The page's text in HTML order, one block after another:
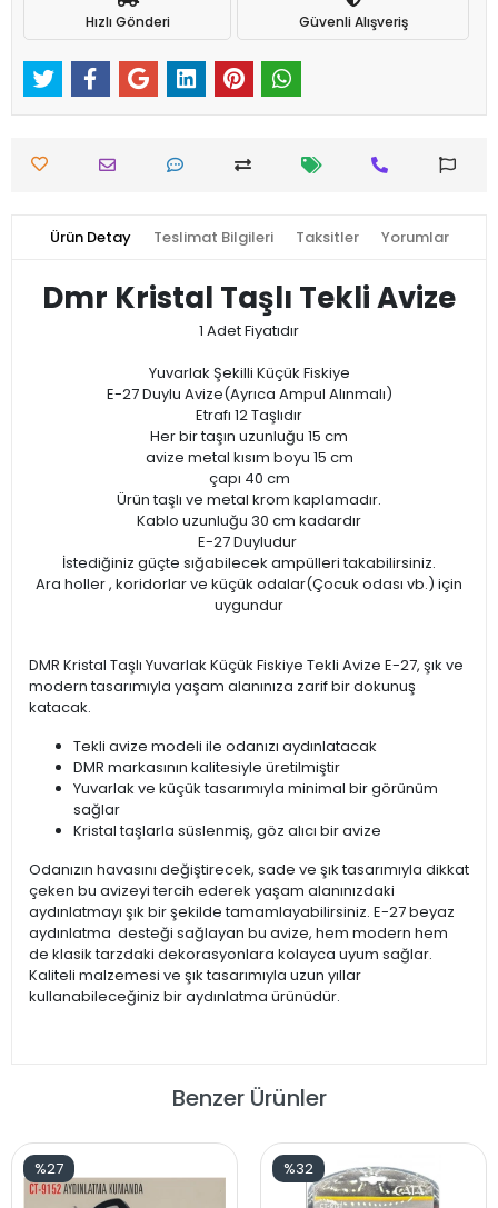
Hızlı Gönderi Güvenli Alışveriş
Ürün Detay Teslimat Bilgileri Taksitler Yorumlar
Dmr Kristal Taşlı Tekli Avize
1 Adet Fiyatıdır
Yuvarlak Şekilli Küçük Fiskiye
E-27 Duylu Avize(Ayrıca Ampul Alınmalı)
Etrafı 12 Taşlıdır
Her bir taşın uzunluğu 15 cm
avize metal kısım boyu 15 cm
çapı 40 cm
Ürün taşlı ve metal krom kaplamadır.
Kablo uzunluğu 30 cm kadardır
E-27 Duyludur
İstediğiniz güçte sığabilecek ampülleri takabilirsiniz.
Ara holler , koridorlar ve küçük odalar(Çocuk odası vb.) için
uygundur
DMR Kristal Taşlı Yuvarlak Küçük Fiskiye Tekli Avize E-27, şık ve
modern tasarımıyla yaşam alanınıza zarif bir dokunuş
katacak.
Tekli avize modeli ile odanızı aydınlatacak
DMR markasının kalitesiyle üretilmiştir
Yuvarlak ve küçük tasarımıyla minimal bir görünüm
sağlar
Kristal taşlarla süslenmiş, göz alıcı bir avize
Odanızın havasını değiştirecek, sade ve şık tasarımıyla dikkat
çeken bu avizeyi tercih ederek yaşam alanınızdaki
aydınlatmayı şık bir şekilde tamamlayabilirsiniz. E-27 beyaz
aydınlatma desteği sağlayan bu avize, hem modern hem
de klasik tarzdaki dekorasyonlara kolayca uyum sağlar.
Kaliteli malzemesi ve şık tasarımıyla uzun yıllar
kullanabileceğiniz bir aydınlatma ürünüdür.
Benzer Ürünler
%27 %32